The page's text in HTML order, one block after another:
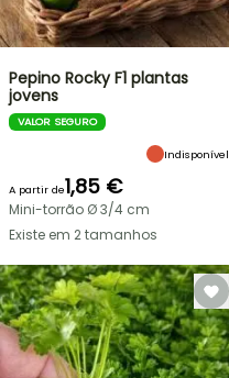
Pepino Rocky F1 plantas
jovens
VALOR SEGURO
Indisponível
A partir de1,85 €
Mini-torrão Ø 3/4 cm
Existe em 2 tamanhos